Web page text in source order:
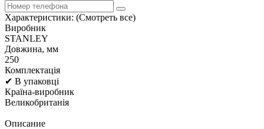
Характеристики: (Смотреть все)
Виробник
STANLEY
Довжина, мм
250
Комплектація
✔ В упаковці
Країна-виробник
Великобританія
Описание